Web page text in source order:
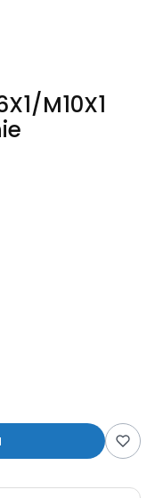
M10X1